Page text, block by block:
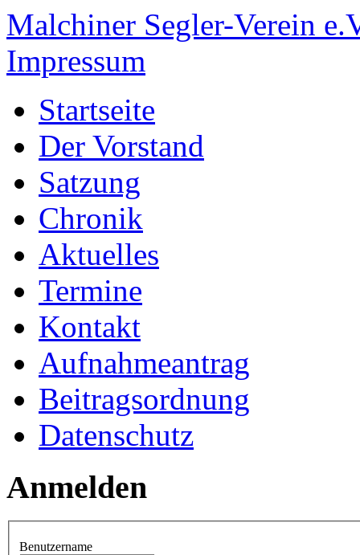
Malchiner Segler-Verein
Impressum
Startseite
Der Vorstand
Satzung
Chronik
Aktuelles
Termine
Kontakt
Aufnahmeantrag
Beitragsordnung
Datenschutz
Anmelden
Benutzername